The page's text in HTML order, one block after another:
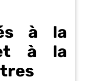
à la
à la